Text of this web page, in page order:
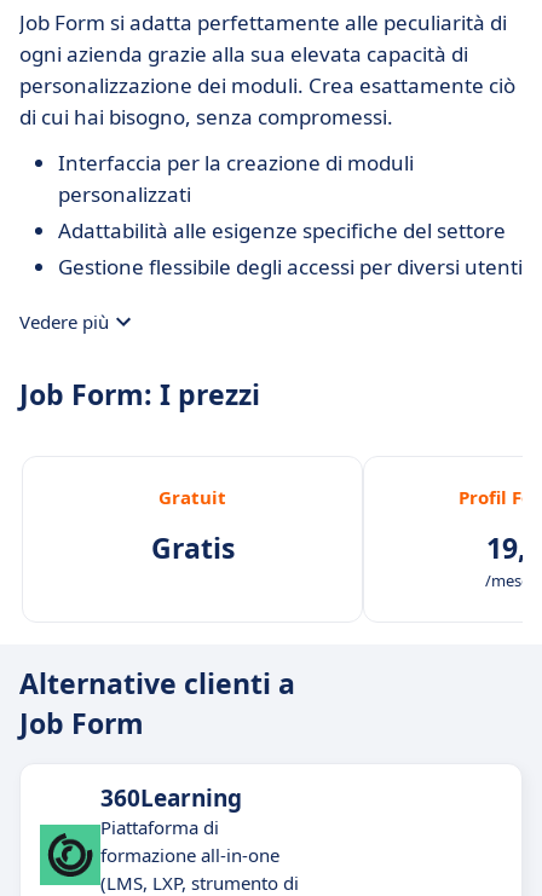
Job Form si adatta perfettamente alle peculiarità di
ogni azienda grazie alla sua elevata capacità di
personalizzazione dei moduli. Crea esattamente ciò
di cui hai bisogno, senza compromessi.
Interfaccia per la creazione di moduli
personalizzati
Adattabilità alle esigenze specifiche del settore
Gestione flessibile degli accessi per diversi utenti
Vedere più
Job Form: I prezzi
Gratuit
Gratis
Profil
/mese
Alternative clienti a
Job Form
360Learning
Piattaforma di
formazione all-in-one
(LMS, LXP, strumento di